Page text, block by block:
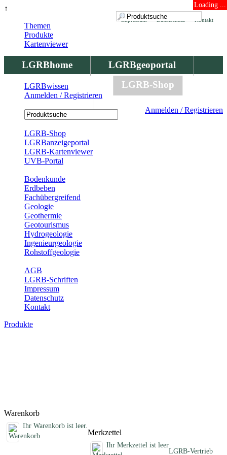
↑ Loading ...
Kontakt
Datenschutz
Impressum
LGRBhome
LGRBgeoportal
LGRBbohrungen
LGRB-Shop
Anmelden / Registrieren
Themen
Produkte
Kartenviewer
LGRBwissen
Anmelden / Registrieren
LGRB-Shop
LGRBanzeigeportal
LGRB-Kartenviewer
UVB-Portal
Bodenkunde
Erdbeben
Fachübergreifend
Geologie
Geothermie
Geotourismus
Hydrogeologie
Ingenieurgeologie
Rohstoffgeologie
AGB
LGRB-Schriften
Impressum
Datenschutz
Kontakt
Produkte
Warenkorb
Ihr Warenkorb ist leer.
Merkzettel
Ihr Merkzettel ist leer
LGRB-Vertrieb